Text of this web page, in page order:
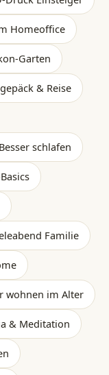
Homeoffice
Garten
& Reise
schlafen
Familie
wohnen im Alter
& Meditation